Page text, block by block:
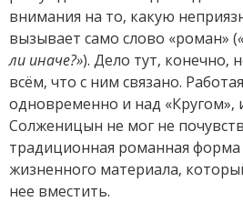
внимания на то, какую
вызывает само слово «роман» (
ли иначе?»). Дело тут, конечно,
всём, что с ним связано.
одновременно и над «Кругом»,
Солженицын не мог не
традиционная романная
жизненного материала,
нее вместить.